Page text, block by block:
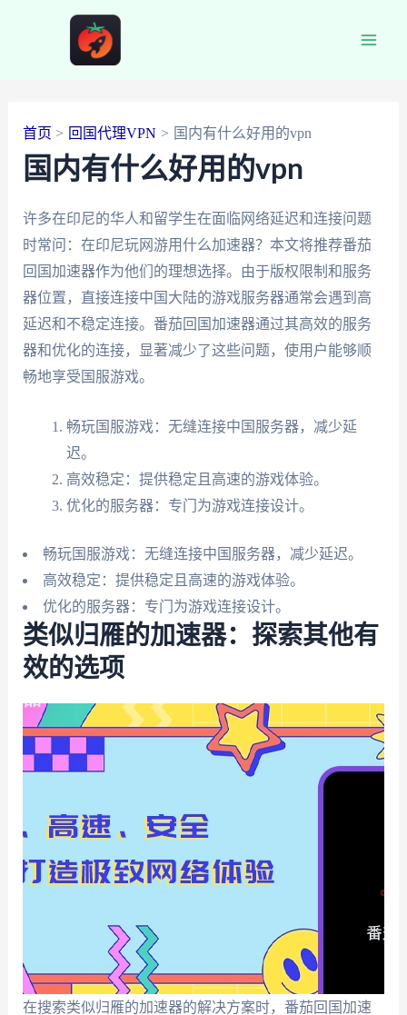
首页 回国代理VPN 国内有什么好用的vpn
国内有什么好用的vpn
许多在印尼的华人和留学生在面临网络延迟和连接问题
时常问：在印尼玩网游用什么加速器？本文将推荐番茄
回国加速器作为他们的理想选择。由于版权限制和服务
器位置，直接连接中国大陆的游戏服务器通常会遇到高
延迟和不稳定连接。番茄回国加速器通过其高效的服务
器和优化的连接，显著减少了这些问题，使用户能够顺
畅地享受国服游戏。
畅玩国服游戏：无缝连接中国服务器，减少延
迟。
高效稳定：提供稳定且高速的游戏体验。
优化的服务器：专门为游戏连接设计。
畅玩国服游戏：无缝连接中国服务器，减少延迟。
高效稳定：提供稳定且高速的游戏体验。
优化的服务器：专门为游戏连接设计。
类似归雁的加速器：探索其他有
效的选项
在搜索类似归雁的加速器的解决方案时，番茄回国加速